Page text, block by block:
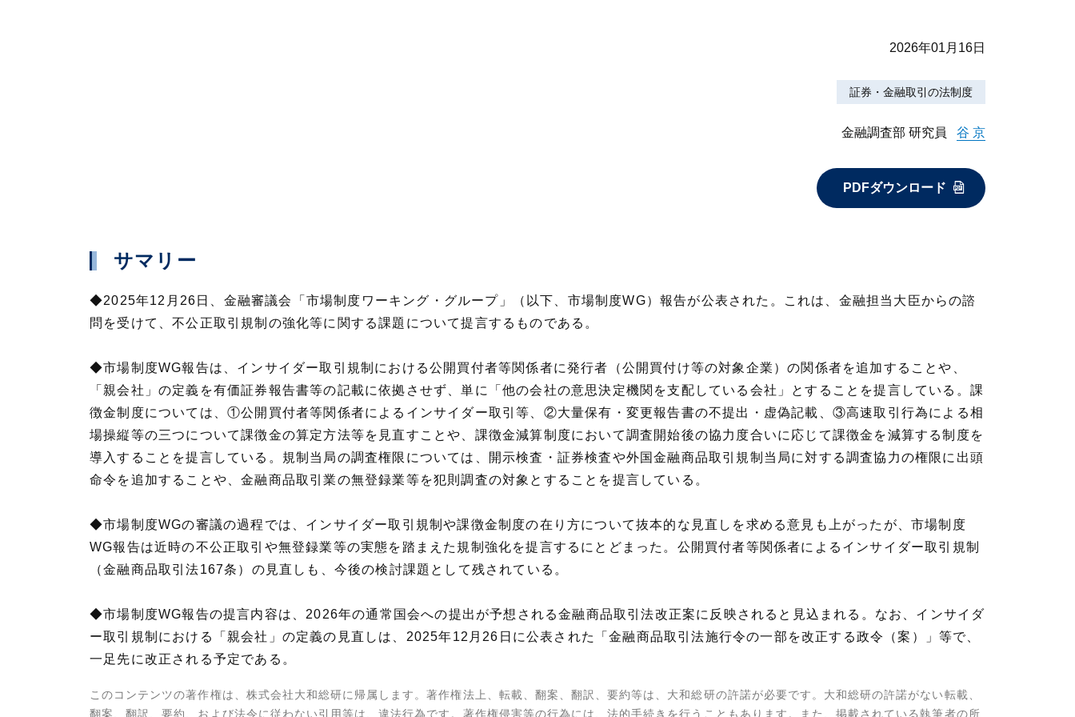
2026年01月16日
証券・金融取引の法制度
金融調査部 研究員 谷 京
PDFダウンロード
サマリー
◆2025年12月26日、金融審議会「市場制度ワーキング・グループ」（以下、市場制度WG）報告が公表された。これは、金融担当大臣からの諮
問を受けて、不公正取引規制の強化等に関する課題について提言するものである。
◆市場制度WG報告は、インサイダー取引規制における公開買付者等関係者に発行者（公開買付け等の対象企業）の関係者を追加することや、
「親会社」の定義を有価証券報告書等の記載に依拠させず、単に「他の会社の意思決定機関を支配している会社」とすることを提言している。課
徴金制度については、①公開買付者等関係者によるインサイダー取引等、②大量保有・変更報告書の不提出・虚偽記載、③高速取引行為による相
場操縦等の三つについて課徴金の算定方法等を見直すことや、課徴金減算制度において調査開始後の協力度合いに応じて課徴金を減算する制度を
導入することを提言している。規制当局の調査権限については、開示検査・証券検査や外国金融商品取引規制当局に対する調査協力の権限に出頭
命令を追加することや、金融商品取引業の無登録業等を犯則調査の対象とすることを提言している。
◆市場制度WGの審議の過程では、インサイダー取引規制や課徴金制度の在り方について抜本的な見直しを求める意見も上がったが、市場制度
WG報告は近時の不公正取引や無登録業等の実態を踏まえた規制強化を提言するにとどまった。公開買付者等関係者によるインサイダー取引規制
（金融商品取引法167条）の見直しも、今後の検討課題として残されている。
◆市場制度WG報告の提言内容は、2026年の通常国会への提出が予想される金融商品取引法改正案に反映されると見込まれる。なお、インサイダ
ー取引規制における「親会社」の定義の見直しは、2025年12月26日に公表された「金融商品取引法施行令の一部を改正する政令（案）」等で、
一足先に改正される予定である。
このコンテンツの著作権は、株式会社大和総研に帰属します。著作権法上、転載、翻案、翻訳、要約等は、大和総研の許諾が必要です。大和総研の許諾がない転載、
翻案、翻訳、要約、および法令に従わない引用等は、違法行為です。著作権侵害等の行為には、法的手続きを行うこともあります。また、掲載されている執筆者の所